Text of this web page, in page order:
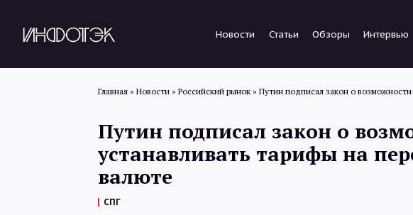
Новости Статьи Обзоры Интервью
Главная » Новости » Российский рынок » Путин подписал закон о возможности
Путин подписал закон о
устанавливать тарифы на
валюте
СПГ